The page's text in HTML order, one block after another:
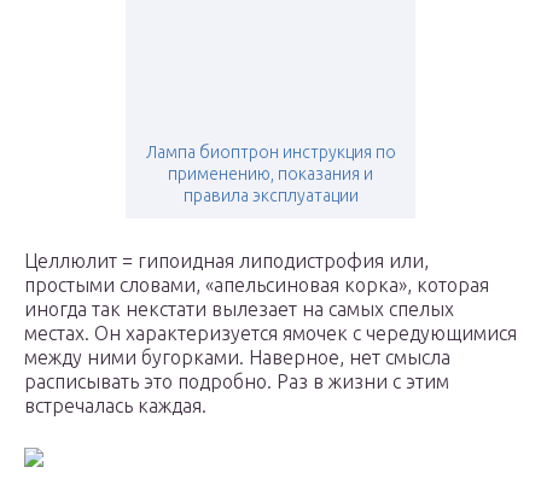
Лампа биоптрон инструкция по
применению, показания и
правила эксплуатации
Целлюлит = гипоидная липодистрофия или,
простыми словами, «апельсиновая корка», которая
иногда так некстати вылезает на самых спелых
местах. Он характеризуется ямочек с чередующимися
между ними бугорками. Наверное, нет смысла
расписывать это подробно. Раз в жизни с этим
встречалась каждая.